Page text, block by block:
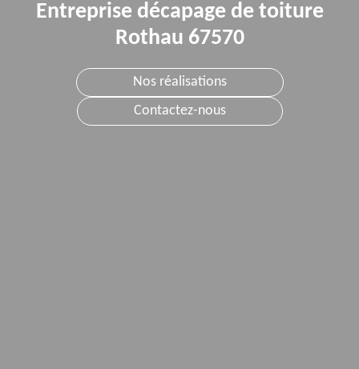
Entreprise décapage de toiture
Rothau 67570
Nos réalisations
Contactez-nous